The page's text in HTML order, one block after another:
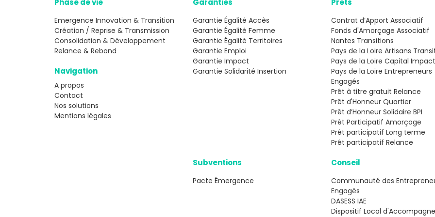
Phase de vie
Emergence Innovation & Transition
Création / Reprise & Transmission
Consolidation & Développement
Relance & Rebond
Navigation
A propos
Contact
Nos solutions
Mentions légales
Garanties
Garantie Égalité Accès
Garantie Égalité Femme
Garantie Égalité Territoires
Garantie Emploi
Garantie Impact
Garantie Solidarité Insertion
Prêts
Contrat d’Apport Associatif
Fonds d'Amorçage Associatif
Nantes Transitions
Pays de la Loire Artisans
Pays de la Loire Capital Impact
Pays de la Loire Entrepreneurs
Engagés
Prêt à titre gratuit Relance
Prêt d'Honneur Quartier
Prêt d’Honneur Solidaire BPI
Prêt Participatif Amorçage
Prêt participatif Long terme
Prêt participatif Relance
Subventions
Pacte Émergence
Conseil
Communauté des
Engagés
DASESS IAE
Dispositif Local